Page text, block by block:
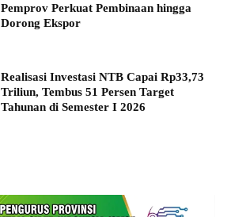
Pemprov Perkuat Pembinaan hingga
Dorong Ekspor
Realisasi Investasi NTB Capai Rp33,73
Triliun, Tembus 51 Persen Target
Tahunan di Semester I 2026